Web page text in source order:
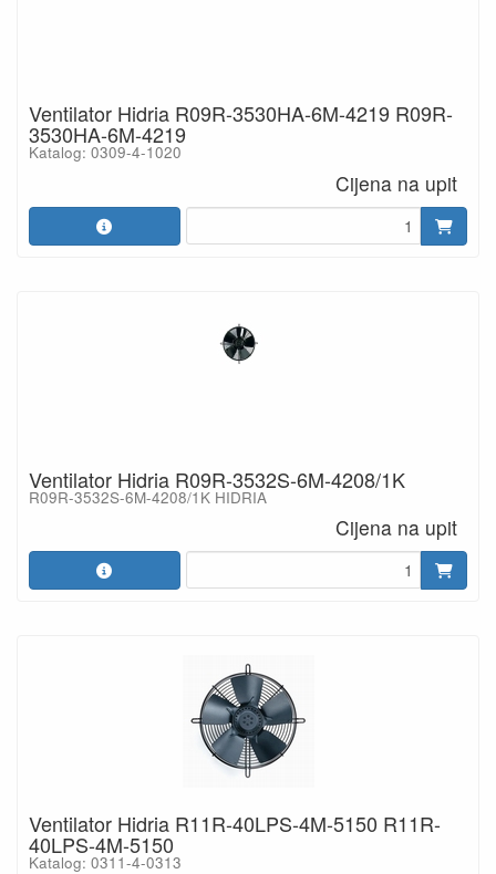
Ventilator Hidria R09R-3530HA-6M-4219 R09R-
3530HA-6M-4219
Katalog: 0309-4-1020
Cijena na upit
Ventilator Hidria R09R-3532S-6M-4208/1K
R09R-3532S-6M-4208/1K HIDRIA
Cijena na upit
Ventilator Hidria R11R-40LPS-4M-5150 R11R-
40LPS-4M-5150
Katalog: 0311-4-0313